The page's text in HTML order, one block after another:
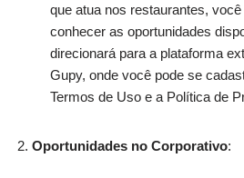
que atua nos restaurantes, você
conhecer as oportunidades
direcionará para a plataforma
Gupy, onde você pode se
Termos de Uso e a Política de
Oportunidades no Corporativo: